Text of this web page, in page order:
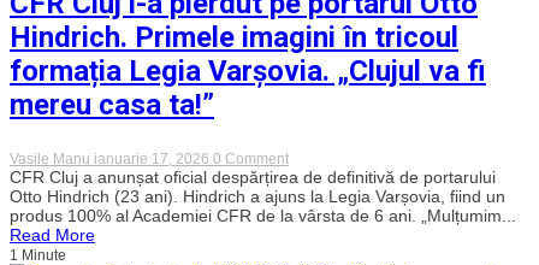
Hindrich. Primele imagini în tricoul
formația Legia Varșovia. „Clujul va fi
mereu casa ta!”
Vasile Manu ianuarie 17, 2026 0 Commenton
CFR
Cluj
l-
a
CFR Cluj a anunșat oficial despărțirea de definitivă de portarului
Otto Hindrich (23 ani). Hindrich a ajuns la Legia Varșovia, fiind un
produs 100% al Academiei CFR de la vârsta de 6 ani. „Mulțumim...
Read More
1 Minute